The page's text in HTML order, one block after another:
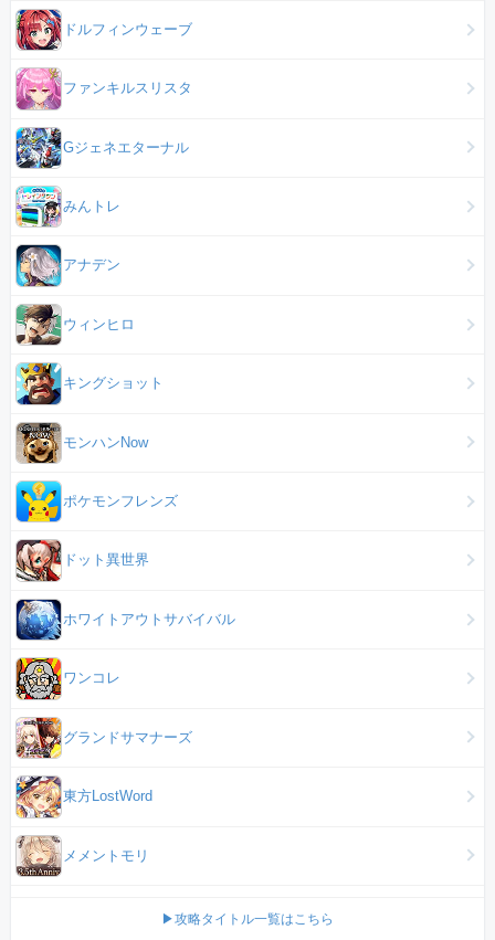
ドルフィンウェーブ
ファンキルスリスタ
Gジェネエターナル
みんトレ
アナデン
ウィンヒロ
キングショット
モンハンNow
ポケモンフレンズ
ドット異世界
ホワイトアウトサバイバル
ワンコレ
グランドサマナーズ
東方LostWord
メメントモリ
▶攻略タイトル一覧はこちら